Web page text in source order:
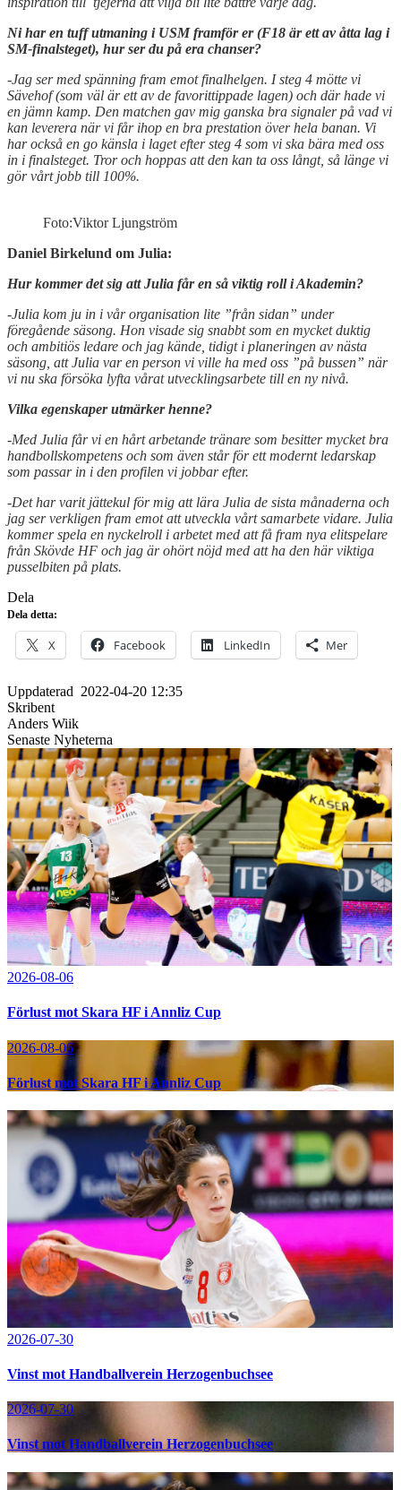
Ni har en tuff utmaning i USM framför er (F18 är ett av åtta lag i
SM-finalsteget), hur ser du på era chanser?
-Jag ser med spänning fram emot finalhelgen. I steg 4 mötte vi
Sävehof (som väl är ett av de favorittippade lagen) och där hade vi
en jämn kamp. Den matchen gav mig ganska bra signaler på vad vi
kan leverera när vi får ihop en bra prestation över hela banan. Vi
har också en go känsla i laget efter steg 4 som vi ska bära med oss
in i finalsteget. Tror och hoppas att den kan ta oss långt, så länge vi
gör vårt jobb till 100%.
Foto:Viktor Ljungström
Daniel Birkelund om Julia:
Hur kommer det sig att Julia får en så viktig roll i Akademin?
-Julia kom ju in i vår organisation lite ”från sidan” under
föregående säsong. Hon visade sig snabbt som en mycket duktig
och ambitiös ledare och jag kände, tidigt i planeringen av nästa
säsong, att Julia var en person vi ville ha med oss ”på bussen” när
vi nu ska försöka lyfta vårat utvecklingsarbete till en ny nivå.
Vilka egenskaper utmärker henne?
-Med Julia får vi en hårt arbetande tränare som besitter mycket bra
handbollskompetens och som även står för ett modernt ledarskap
som passar in i den profilen vi jobbar efter.
-Det har varit jättekul för mig att lära Julia de sista månaderna och
jag ser verkligen fram emot att utveckla vårt samarbete vidare. Julia
kommer spela en nyckelroll i arbetet med att få fram nya elitspelare
från Skövde HF och jag är ohört nöjd med att ha den här viktiga
pusselbiten på plats.
Dela
Dela detta:
X Facebook LinkedIn Mer
Uppdaterad 2022-04-20 12:35
Skribent
Anders Wiik
Senaste Nyheterna
2026-08-06
Förlust mot Skara HF i Annliz Cup
2026-08-06
Förlust mot Skara HF i Annliz Cup
2026-07-30
Vinst mot Handballverein Herzogenbuchsee
2026-07-30
Vinst mot Handballverein Herzogenbuchsee